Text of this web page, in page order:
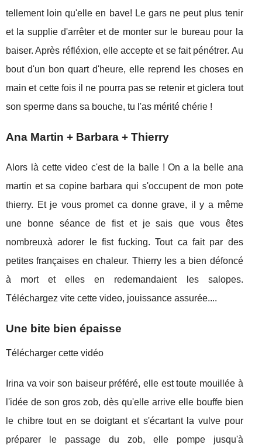
tellement loin qu'elle en bave! Le gars ne peut plus tenir
et la supplie d'arrêter et de monter sur le bureau pour la
baiser. Après réfléxion, elle accepte et se fait pénétrer. Au
bout d'un bon quart d'heure, elle reprend les choses en
main et cette fois il ne pourra pas se retenir et giclera tout
son sperme dans sa bouche, tu l'as mérité chérie !
Ana Martin + Barbara + Thierry
Alors là cette video c'est de la balle ! On a la belle ana
martin et sa copine barbara qui s'occupent de mon pote
thierry. Et je vous promet ca donne grave, il y a même
une bonne séance de fist et je sais que vous êtes
nombreuxà adorer le fist fucking. Tout ca fait par des
petites françaises en chaleur. Thierry les a bien défoncé
à mort et elles en redemandaient les salopes.
Téléchargez vite cette video, jouissance assurée....
Une bite bien épaisse
Télécharger cette vidéo
Irina va voir son baiseur préféré, elle est toute mouillée à
l'idée de son gros zob, dès qu'elle arrive elle bouffe bien
le chibre tout en se doigtant et s'écartant la vulve pour
préparer le passage du zob, elle pompe jusqu'à